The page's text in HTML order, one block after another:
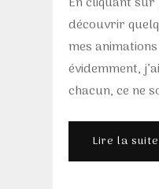
découvrir
mes
évidemment,
chacun, ce ne
Lire la suite